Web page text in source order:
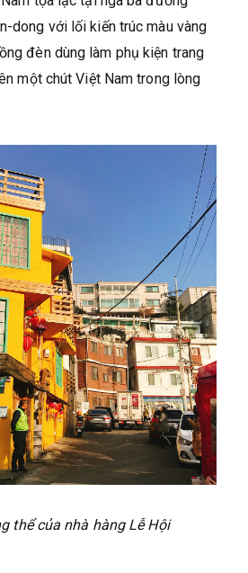
dong với lối kiến trúc màu vàng
đèn dùng làm phụ kiện trang
một chút Việt Nam trong lòng
thể của nhà hàng Lễ Hội